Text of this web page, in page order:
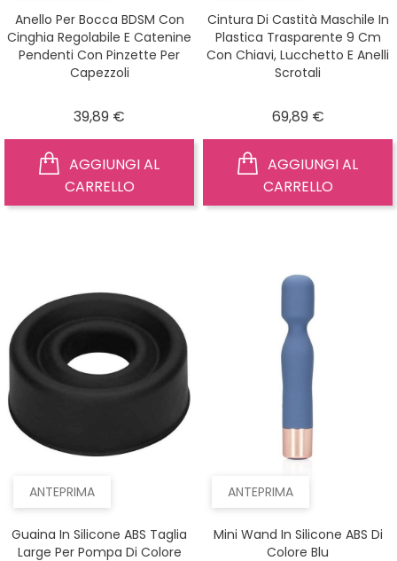
Anello Per Bocca BDSM Con
Cinghia Regolabile E Catenine
Pendenti Con Pinzette Per
Capezzoli
39,89 €
CARRELLO
Cintura Di Castità Maschile In
Plastica Trasparente 9 Cm
Con Chiavi, Lucchetto E Anelli
Scrotali
69,89 €Prezzo
CARRELLO
ANTEPRIMA
Guaina In Silicone ABS Taglia
Large Per Pompa Di Colore
ANTEPRIMA
Mini Wand In Silicone ABS Di
Colore Blu